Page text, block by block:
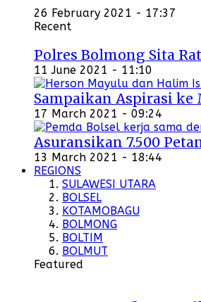
26 February 2021 - 17:37
Recent
Polres Bolmong Sita
11 June 2021 - 11:10
Sampaikan Aspirasi ke
17 March 2021 - 09:24
Asuransikan 7.500
13 March 2021 - 18:44
REGIONS
SULAWESI UTARA
BOLSEL
KOTAMOBAGU
BOLMONG
BOLTIM
BOLMUT
Featured